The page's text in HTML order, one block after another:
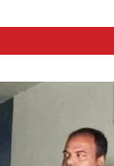
MLAയുടെ